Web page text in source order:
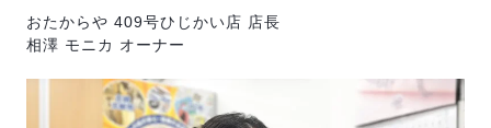
トップページ
オーナーのリアルな声
おたからや 409号ひじかい店 店長
相澤 モニカ オーナー